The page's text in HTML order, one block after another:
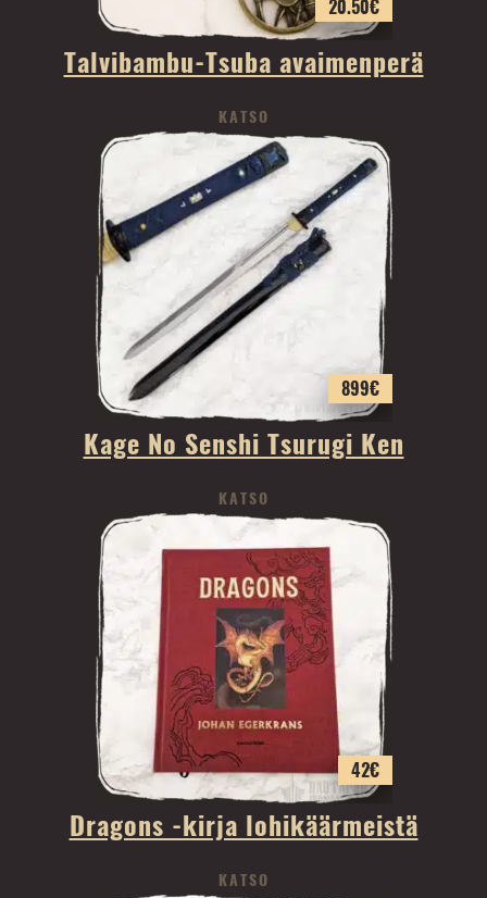
20.50€
Talvibambu-Tsuba avaimenperä
KATSO
899€
Kage No Senshi Tsurugi Ken
KATSO
42€
Dragons -kirja lohikäärmeistä
KATSO